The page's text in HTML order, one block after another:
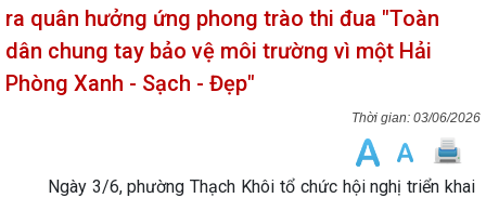
ra quân hưởng ứng phong trào thi đua "Toàn
dân chung tay bảo vệ môi trường vì một Hải
Phòng Xanh - Sạch - Đẹp"
03/06/2026
Ngày 3/6, phường Thạch Khôi tổ chức hội nghị triển khai